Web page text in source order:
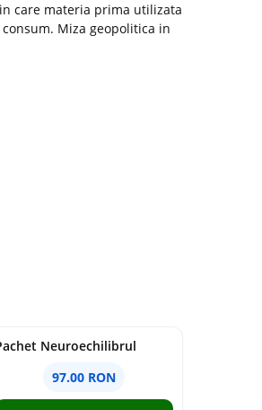
care materia prima utilizata
Miza geopolitica in
Neuroechilibrul
97.00 RON